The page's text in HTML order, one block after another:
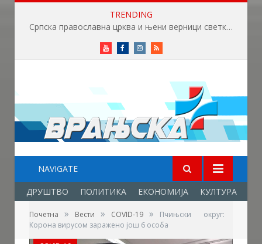
TRENDING
Српска православна црква и њени верници светкују Светог Пантелејмона
YoutubeFacebookInstagram
RSS
NAVIGATE
ДРУШТВО ПОЛИТИКА ЕКОНОМИЈА КУЛТУРА
Почетна » Вести » COVID-19 »
Пчињски округ:
Корона вирусом заражено још 6 особа